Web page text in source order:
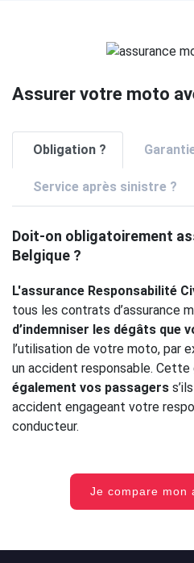
Assurer votre moto
Obligation ?
Service après sinistre ?
Doit-on obligatoirement
Belgique ?
L'assurance Responsabilité
tous les contrats d’assurance
d’indemniser les dégâts que
l’utilisation de votre moto, par
un accident responsable. Cette
également vos passagers
accident engageant votre
conducteur.
Je compare mon